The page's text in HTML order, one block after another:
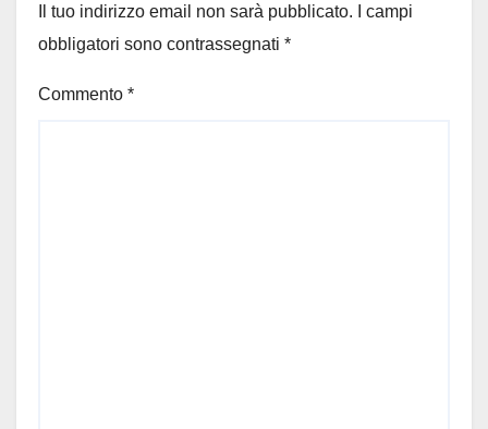
Il tuo indirizzo email non sarà pubblicato.
I campi
obbligatori sono contrassegnati *
Commento *